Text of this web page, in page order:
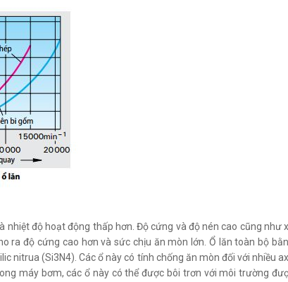
nhiệt độ hoạt động thấp hơn. Độ cứng và độ nén cao cũng như
ra độ cứng cao hơn và sức chịu ăn mòn lớn. Ổ lăn toàn bộ
nitrua (Si3N4). Các ổ này có tính chống ăn mòn đối với nhiều
máy bơm, các ổ này có thể được bôi trơn với môi trường